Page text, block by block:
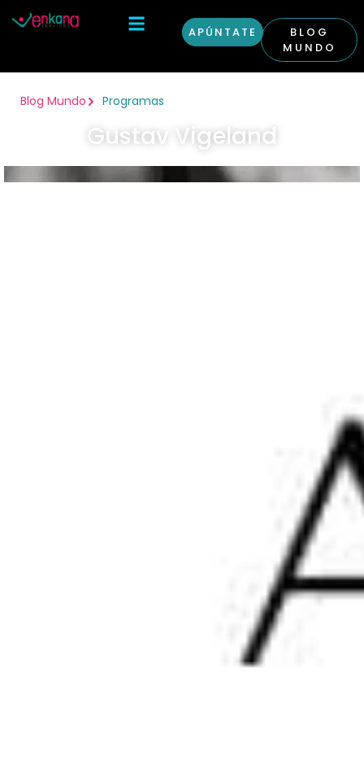
APÚNTATE
BLOG
MUNDO
Blog Mundo Programas
Gustav Vigeland